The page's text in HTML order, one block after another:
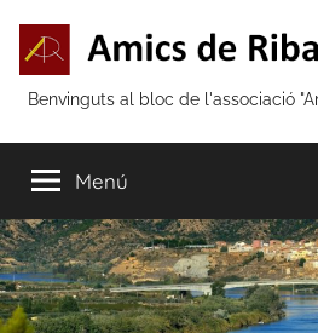
contingut
Amics
de
Riba-
roja
Benvinguts al bloc de l'associació
Menú